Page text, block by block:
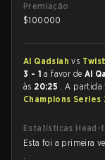
Premiação
$100000
Al Qadsiahvs
3 - 1 a favor de Al
às 20:25 . A partida
Champions Series
Estatísticas Head-
Esta foi a primeira
.